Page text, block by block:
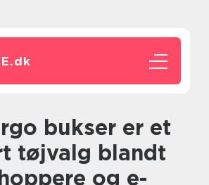
dk
tøjvalg blandt
og e-